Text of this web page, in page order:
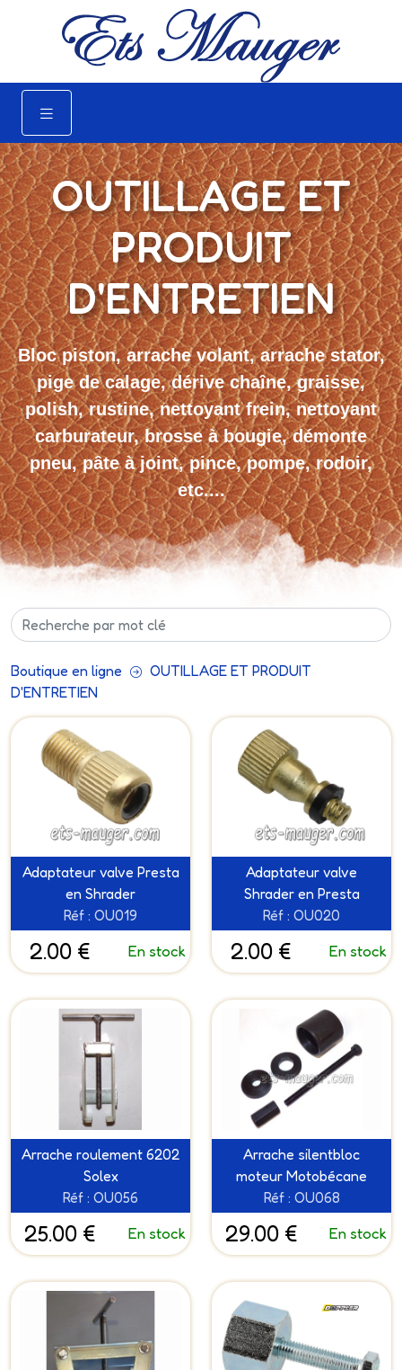
OUTILLAGE ET
PRODUIT
D'ENTRETIEN
Bloc piston, arrache volant, arrache stator,
pige de calage, dérive chaîne, graisse,
polish, rustine, nettoyant frein, nettoyant
carburateur, brosse à bougie, démonte
pneu, pâte à joint, pince, pompe, rodoir,
etc....
Boutique en ligne
OUTILLAGE ET PRODUIT
D'ENTRETIEN
Adaptateur valve Presta
en Shrader
Réf : OU019
2.00 € En stock
Adaptateur valve
Shrader en Presta
Réf : OU020
2.00 € En stock
Arrache roulement 6202
Solex
Réf : OU056
25.00 € En stock
Arrache silentbloc
moteur Motobécane
Réf : OU068
29.00 € En stock